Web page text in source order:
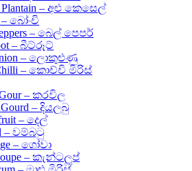
Plantain – අළු කෙසෙල්
– බෝංචි
– බෙල් පෙපර්
– බීට්රූට්
– ලොකුළුණු
– කොච්චි මිරිස්
– කරවිල
Gourd – දියලබු
– දෙල්
– වම්බටු
– ගෝවා
– කැන්ටලූප්